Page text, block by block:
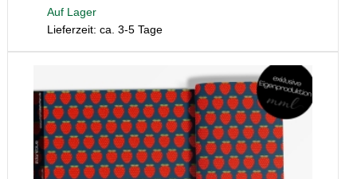
Auf Lager
Lieferzeit: ca. 3-5 Tage